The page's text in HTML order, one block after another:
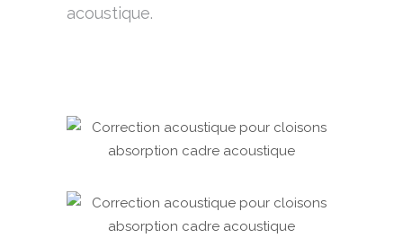
acoustique.